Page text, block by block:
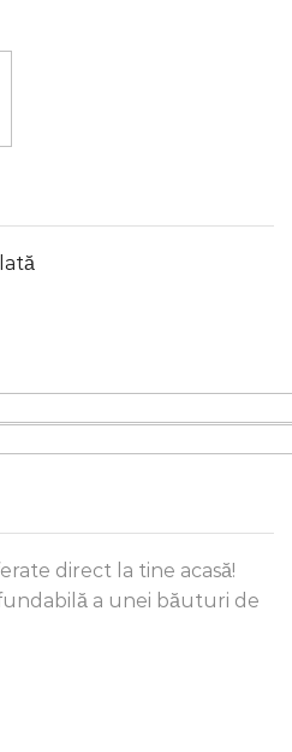
direct la tine acasă!
a unei băuturi de